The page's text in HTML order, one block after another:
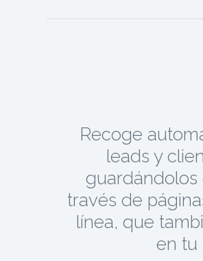
Recoge
leads y
través de
línea, que
en tu